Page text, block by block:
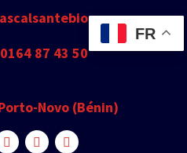
87 43 50
Novo (Bénin)
FR